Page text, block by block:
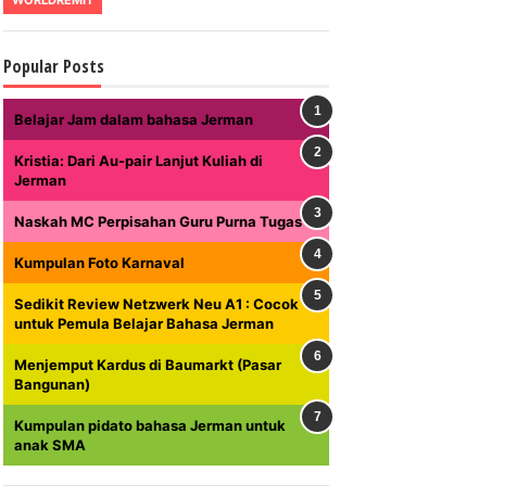
Popular Posts
Belajar Jam dalam bahasa Jerman
Kristia: Dari Au-pair Lanjut Kuliah di
Jerman
Naskah MC Perpisahan Guru Purna Tugas
Kumpulan Foto Karnaval
Sedikit Review Netzwerk Neu A1 : Cocok
untuk Pemula Belajar Bahasa Jerman
Menjemput Kardus di Baumarkt (Pasar
Bangunan)
Kumpulan pidato bahasa Jerman untuk
anak SMA